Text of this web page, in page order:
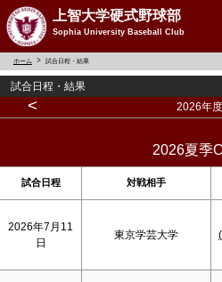
上智大学硬式野球部
Sophia University Baseball Club
ホーム 試合日程・結果
試合日程・結果
< 2026年度
2026夏季
試合日程 対戦相手
2026年7月11
日
東京学芸大学